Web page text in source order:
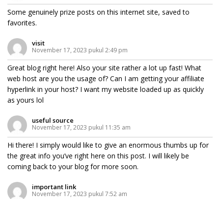
Some genuinely prize posts on this internet site, saved to
favorites.
visit
November 17, 2023 pukul 2:49 pm
Great blog right here! Also your site rather a lot up fast! What
web host are you the usage of? Can I am getting your affiliate
hyperlink in your host? I want my website loaded up as quickly
as yours lol
useful source
November 17, 2023 pukul 11:35 am
Hi there! I simply would like to give an enormous thumbs up for
the great info you’ve right here on this post. I will likely be
coming back to your blog for more soon.
important link
November 17, 2023 pukul 7:52 am